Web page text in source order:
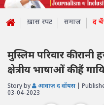
ख़ास रपट समाज द
मुस्लिम परिवार की रानी
क्षेत्रीय भाषाओं की हैं
Story by आवाज़ द वॉयस |
03-04-2023